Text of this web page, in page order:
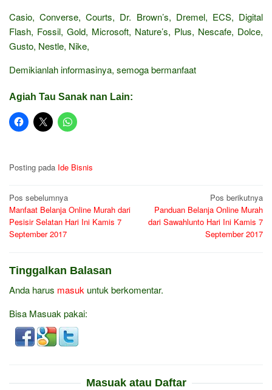
Casio, Converse, Courts, Dr. Brown’s, Dremel, ECS, Digital
Flash, Fossil, Gold, Microsoft, Nature’s, Plus, Nescafe, Dolce,
Gusto, Nestle, Nike,
Demikianlah informasinya, semoga bermanfaat
Agiah Tau Sanak nan Lain:
Posting pada Ide Bisnis
Navigasi
pos
Pos sebelumnya
Manfaat Belanja Online Murah dari
Pesisir Selatan Hari Ini Kamis 7
September 2017
Pos berikutnya
Panduan Belanja Online Murah
dari Sawahlunto Hari Ini Kamis 7
September 2017
Tinggalkan Balasan
Anda harus masuk untuk berkomentar.
Bisa Masuak pakai:
Masuak atau Daftar